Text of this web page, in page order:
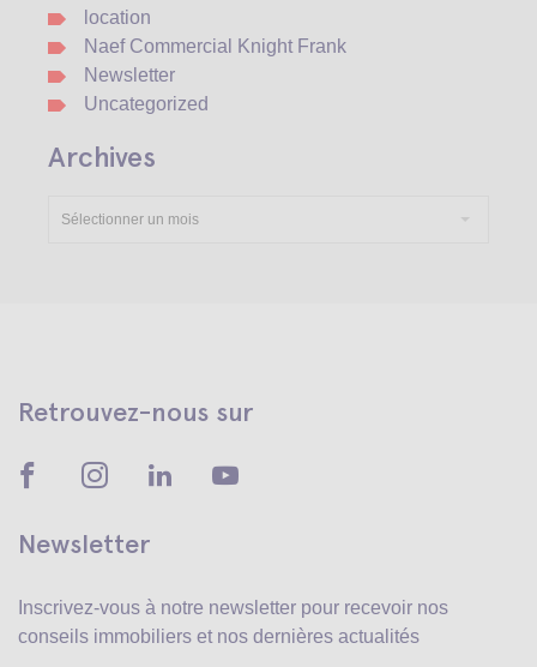
location
Naef Commercial Knight Frank
Newsletter
Uncategorized
Archives
Sélectionner un mois
Retrouvez-nous sur
Newsletter
Inscrivez-vous à notre newsletter pour recevoir nos
conseils immobiliers et nos dernières actualités